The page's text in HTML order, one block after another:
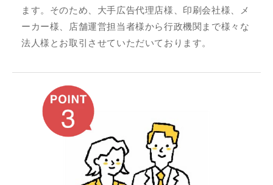
ます。そのため、大手広告代理店様、印刷会社様、メ
ーカー様、店舗運営担当者様から行政機関まで様々な
法人様とお取引させていただいております。